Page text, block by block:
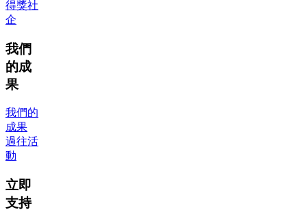
得獎社
企
我們
的成
果
我們的
成果
過往活
動
立即
支持